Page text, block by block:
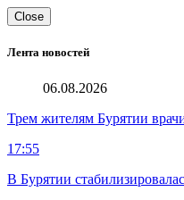
Close
Лента новостей
06.08.2026
Трем жителям Бурятии
17:55
В Бурятии